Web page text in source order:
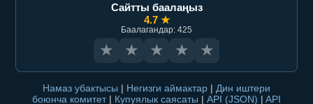
Сайтты баалаңыз
4.7 ★
Баалагандар: 425
★ ★ ★ ★ ★
Намаз убактысы | Негизги аймактар | Дин иштери
боюнча комитет | Купуялык саясаты | API (JSON) | API